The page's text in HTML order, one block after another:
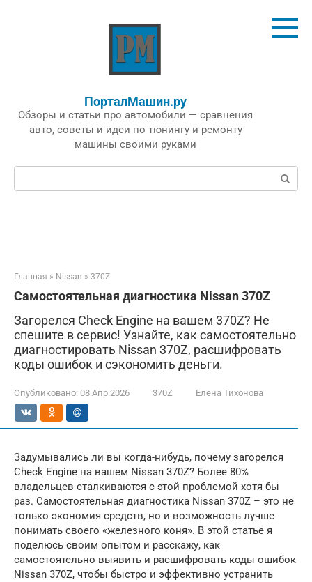
ПорталМашин.ру
Обзоры и статьи про автомобили — сравнения
авто, советы и идеи по тюнингу и ремонту
машины своими руками
Поиск:
Главная » Nissan » 370Z
Самостоятельная диагностика Nissan 370Z
Загорелся Check Engine на вашем 370Z? Не
спешите в сервис! Узнайте, как самостоятельно
диагностировать Nissan 370Z, расшифровать
коды ошибок и сэкономить деньги.
Опубликовано: 08.Апр.2026 370Z Елена Тихонова
Задумывались ли вы когда-нибудь, почему загорелся
Check Engine на вашем Nissan 370Z? Более 80%
владельцев сталкиваются с этой проблемой хотя бы
раз. Самостоятельная диагностика Nissan 370Z – это не
только экономия средств, но и возможность лучше
понимать своего «железного коня». В этой статье я
поделюсь своим опытом и расскажу, как
самостоятельно выявить и расшифровать коды ошибок
Nissan 370Z, чтобы быстро и эффективно устранить